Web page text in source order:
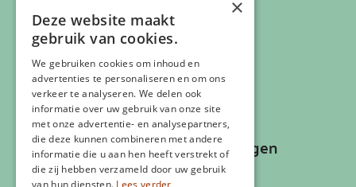
Privacyverklaring
Cookiebeleid
Klachtenregeling
Algemene voorwaarden
Contactgegevens
Recepten, inspiratie en aanbiedingen
ontvangen?
×
Deze website maakt
gebruik van cookies.
We gebruiken cookies om inhoud en
advertenties te personaliseren en om ons
verkeer te analyseren. We delen ook
informatie over uw gebruik van onze site
met onze advertentie- en analysepartners,
die deze kunnen combineren met andere
informatie die u aan hen heeft verstrekt of
die zij hebben verzameld door uw gebruik
van hun diensten. Lees verder